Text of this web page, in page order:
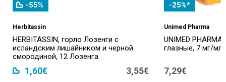
-55%
Herbitassin
HERBITASSIN, горло Лозенги с
исландским лишайником и черной
смородиной, 12 Лозенга
1,60€ 3,55€
-25%*
Unimed Pharma
UNIMED PHARMA
глазные, 7 мг/
7,29€